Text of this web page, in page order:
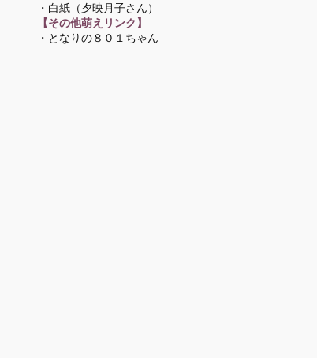
・白紙 （夕映月子さん）
【その他萌えリンク】
・となりの８０１ちゃん